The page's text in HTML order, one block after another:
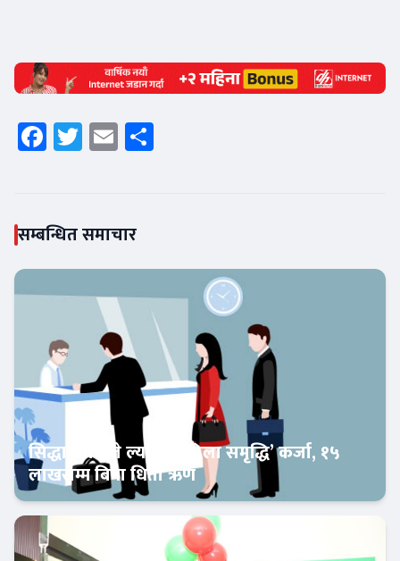
Facebook
Twitter
Email
सम्बन्धित समाचार
सिद्धार्थ बैंकले ल्यायो ‘महिला समृद्धि’ कर्जा, १५
लाखसम्म बिना धितो ऋण